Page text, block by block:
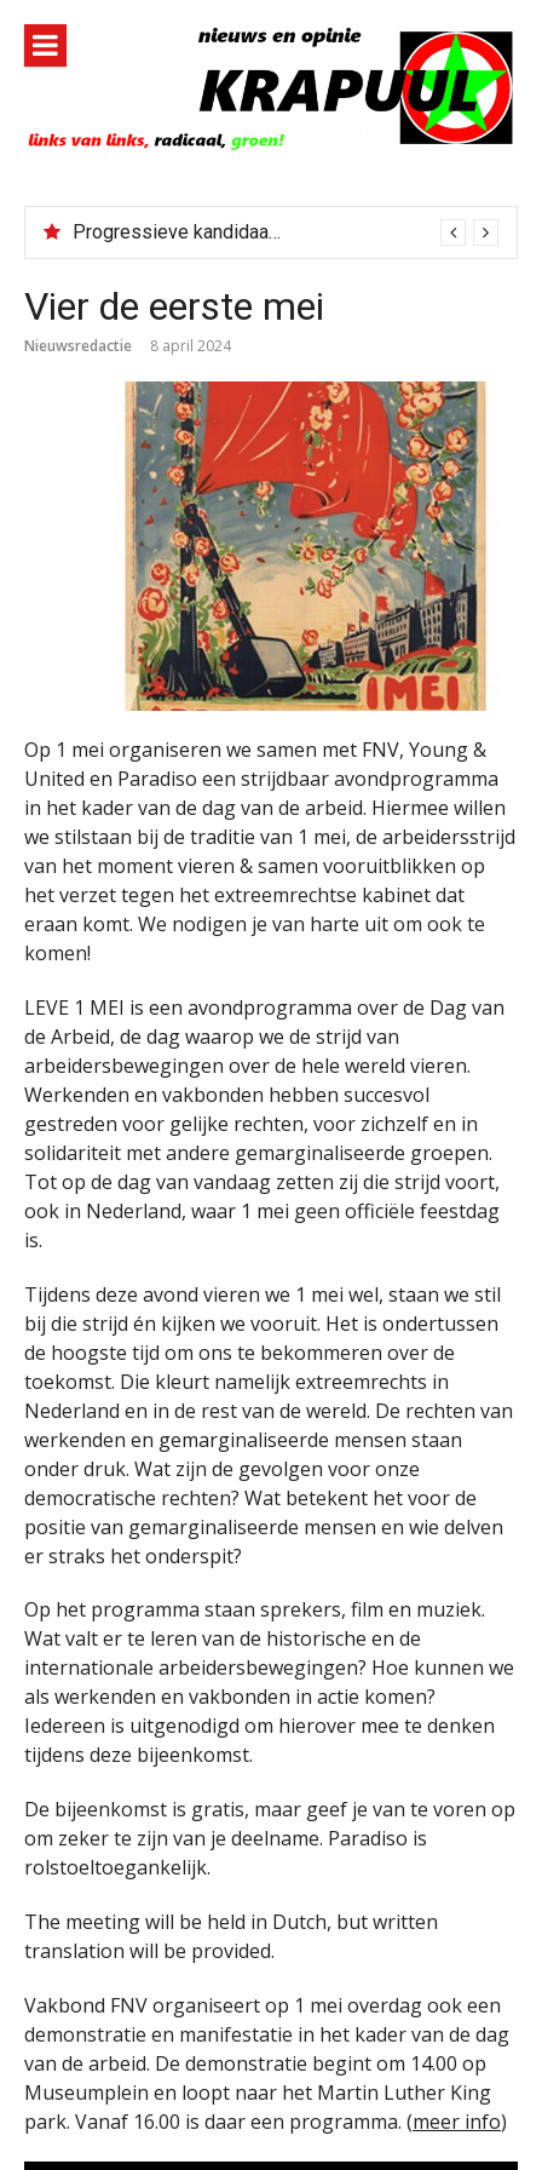
inhoud
Progressieve kandidaat El-Sayed senaatskandidaat Michigan
Vier de eerste mei
Nieuwsredactie 8 april 2024
Op 1 mei organiseren we samen met FNV, Young &
United en Paradiso een strijdbaar avondprogramma
in het kader van de dag van de arbeid. Hiermee willen
we stilstaan bij de traditie van 1 mei, de arbeidersstrijd
van het moment vieren & samen vooruitblikken op
het verzet tegen het extreemrechtse kabinet dat
eraan komt. We nodigen je van harte uit om ook te
komen!
LEVE 1 MEI is een avondprogramma over de Dag van
de Arbeid, de dag waarop we de strijd van
arbeidersbewegingen over de hele wereld vieren.
Werkenden en vakbonden hebben succesvol
gestreden voor gelijke rechten, voor zichzelf en in
solidariteit met andere gemarginaliseerde groepen.
Tot op de dag van vandaag zetten zij die strijd voort,
ook in Nederland, waar 1 mei geen officiële feestdag
is.
Tijdens deze avond vieren we 1 mei wel, staan we stil
bij die strijd én kijken we vooruit. Het is ondertussen
de hoogste tijd om ons te bekommeren over de
toekomst. Die kleurt namelijk extreemrechts in
Nederland en in de rest van de wereld. De rechten van
werkenden en gemarginaliseerde mensen staan
onder druk. Wat zijn de gevolgen voor onze
democratische rechten? Wat betekent het voor de
positie van gemarginaliseerde mensen en wie delven
er straks het onderspit?
Op het programma staan sprekers, film en muziek.
Wat valt er te leren van de historische en de
internationale arbeidersbewegingen? Hoe kunnen we
als werkenden en vakbonden in actie komen?
Iedereen is uitgenodigd om hierover mee te denken
tijdens deze bijeenkomst.
De bijeenkomst is gratis, maar geef je van te voren op
om zeker te zijn van je deelname. Paradiso is
rolstoeltoegankelijk.
The meeting will be held in Dutch, but written
translation will be provided.
Vakbond FNV organiseert op 1 mei overdag ook een
demonstratie en manifestatie in het kader van de dag
van de arbeid. De demonstratie begint om 14.00 op
Museumplein en loopt naar het Martin Luther King
park. Vanaf 16.00 is daar een programma. (meer info)